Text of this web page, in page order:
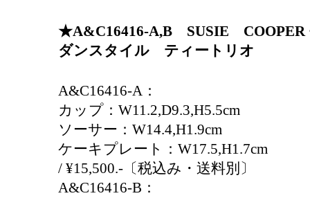
★A&C16416-A,B SUSIE COOPER
ダンスタイル ティートリオ
A&C16416-A：
カップ：W11.2,D9.3,H5.5cm
ソーサー：W14.4,H1.9cm
ケーキプレート：W17.5,H1.7cm
/ ¥15,500.-〔税込み・送料別〕
A&C16416-B：